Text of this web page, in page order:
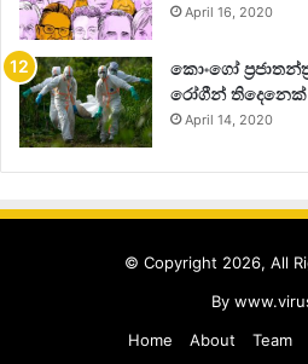
April 16, 2020
කොංගෝ
රෝගීන්
April 14, 2020
© Copyright 2026, All
By
Home
About Team